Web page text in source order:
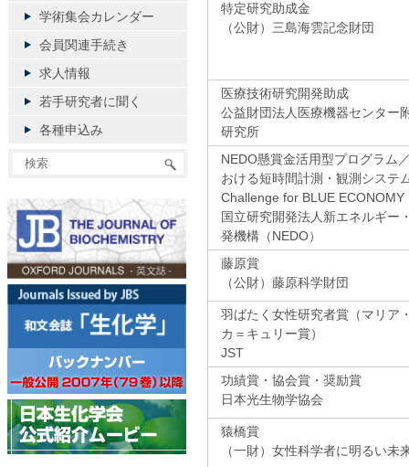
特定研究助成金
（公財）三島海雲記念財団
医療技術研究開発助成
公益財団法人医療機器センター
研究所
NEDO懸賞金活用型プログラム
おける短時間計測・観測システ
Challenge for BLUE ECONOMY
国立研究開発法人新エネルギー
発機構（NEDO）
藤原賞
（公財）藤原科学財団
羽ばたく女性研究者賞（マリア
カ＝キュリー賞）
JST
功績賞・協会賞・奨励賞
日本光生物学協会
猿橋賞
（一財）女性科学者に明るい未
学術集会カレンダー
会員関連手続き
求人情報
若手研究者に聞く
各種申込み